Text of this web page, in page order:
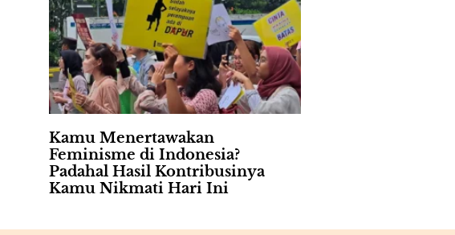
Kamu Menertawakan
Feminisme di Indonesia?
Padahal Hasil Kontribusinya
Kamu Nikmati Hari Ini